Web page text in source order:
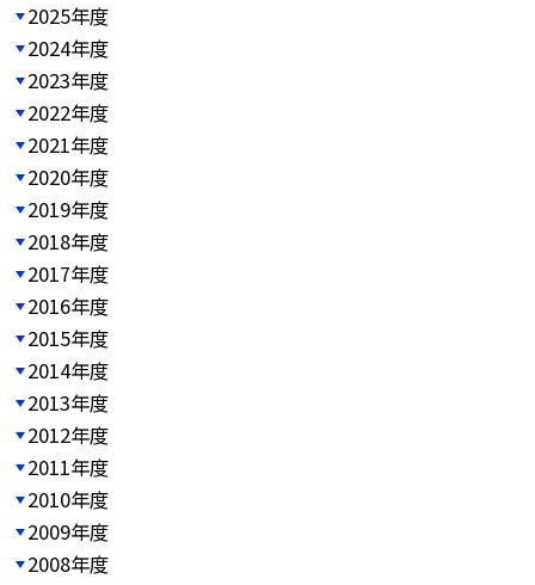
2025年度
2024年度
2023年度
2022年度
2021年度
2020年度
2019年度
2018年度
2017年度
2016年度
2015年度
2014年度
2013年度
2012年度
2011年度
2010年度
2009年度
2008年度